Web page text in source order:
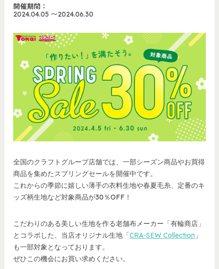
開催期間：
2024.04.05 〜2024.06.30
全国のクラフトグループ店舗では、一部シーズン商品やお買得
商品を集めたスプリングセールを開催中です。
これからの季節に嬉しい薄手の衣料生地や春夏毛糸、定番のキ
ッズ柄生地など対象商品が30％OFF！
こだわりのある美しい生地を作る老舗布メーカー「有輪商店」
とコラボした、当店オリジナル生地「CRA-SEW Collection 」
も一部対象となっております。
ぜひこの機会にお買い求めください。